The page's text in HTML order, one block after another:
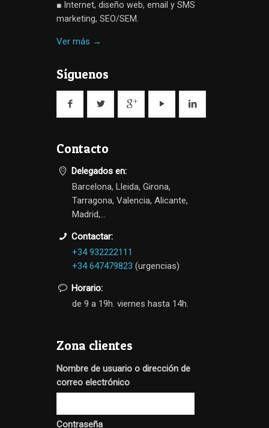
■ Internet, diseño web, email y SMS
marketing, SEO/SEM.
Ver más →
Síguenos
Contacto
Delegados en:
Barcelona, Lleida, Girona,
Tarragona, Valencia, Alicante,
Madrid,...
Contactar:
+34 932222111
+34 647479823 (urgencias)
Horario:
de 9 a 19h. viernes hasta 14h.
Zona clientes
Nombre de usuario o dirección de
correo electrónico
Contraseña